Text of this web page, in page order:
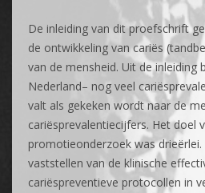
De inleiding van dit proefschrift
de ontwikkeling van cariës
van de mensheid. Uit de inleiding
Nederland– nog veel
valt als gekeken wordt naar de
cariësprevalentiecijfers. Het doel
promotieonderzoek was
vaststellen van de klinische
cariëspreventieve protocollen in